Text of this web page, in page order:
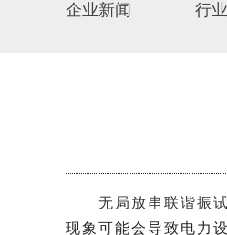
企业新闻 行
无局放串联谐振
现象可能会导致电力